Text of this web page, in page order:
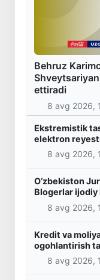
Behruz
ettiradi
8 avg 2026,
Ekstremistik
elektron
8 avg 2026,
O‘zbekiston
Blogerlar
8 avg 2026,
Kredit va
ogohlantirish
8 avg 2026,